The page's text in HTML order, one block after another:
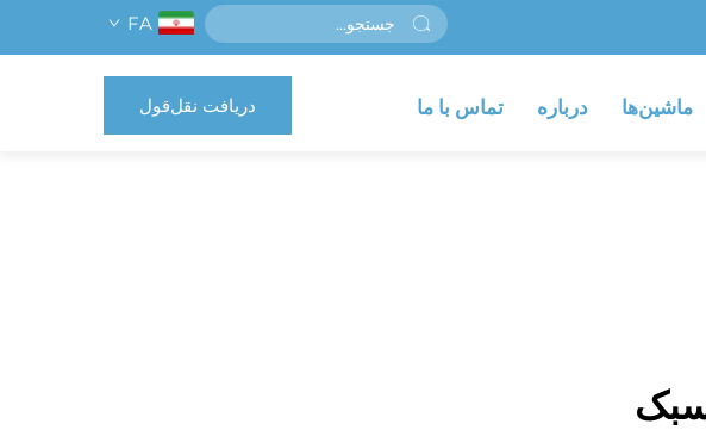
FA
ماشین‌ها درباره تماس با ما دریافت نقل‌قول
سبک